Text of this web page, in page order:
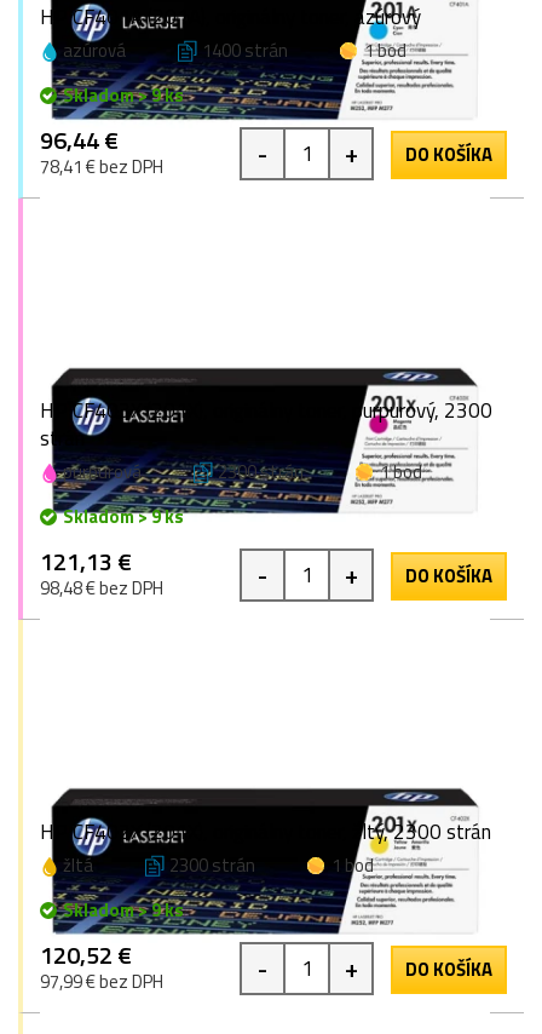
HP CF401A (201A), originálny toner, azúrový
azúrová 1400 strán
1 bod
Skladom > 9 ks
96,44 €
78,41 € bez DPH - + DO KOŠÍKA
HP CF403X (201X), originálny toner, purpurový, 2300
strán
purpurová 2300 strán
1 bod
Skladom > 9 ks
121,13 €
98,48 € bez DPH - + DO KOŠÍKA
HP CF402X (201X), originálny toner, žltý, 2300 strán
žltá 2300 strán
1 bod
Skladom > 9 ks
120,52 €
97,99 € bez DPH - + DO KOŠÍKA